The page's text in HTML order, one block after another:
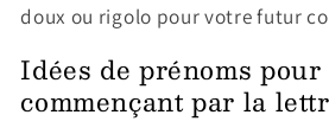
doux ou rigolo pour votre futur
Idées de prénoms
commençant par la